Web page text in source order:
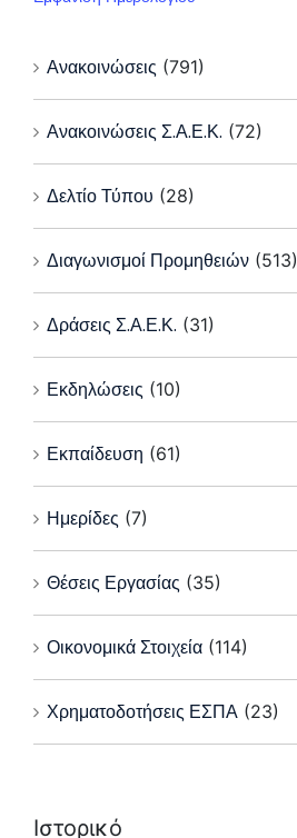
Ανακοινώσεις (791)
Ανακοινώσεις Σ.Α.Ε.Κ. (72)
Δελτίο Τύπου (28)
Διαγωνισμοί Προμηθειών (513)
Δράσεις Σ.Α.Ε.Κ. (31)
Εκδηλώσεις (10)
Εκπαίδευση (61)
Ημερίδες (7)
Θέσεις Εργασίας (35)
Οικονομικά Στοιχεία (114)
Χρηματοδοτήσεις ΕΣΠΑ (23)
Ιστορικό